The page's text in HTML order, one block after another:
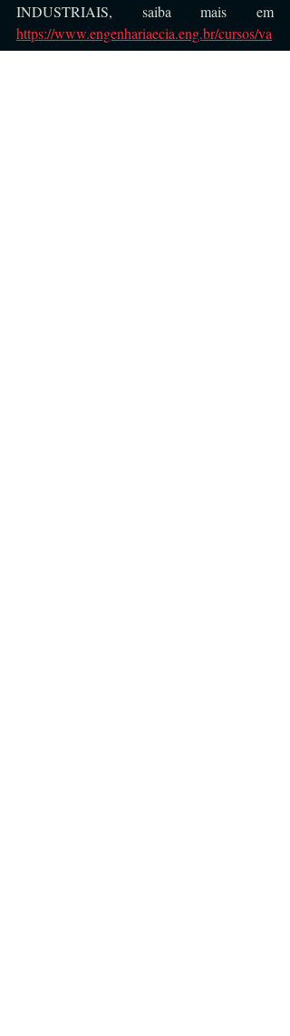
https://www.engenhariaecia.eng.br/cursos/va
lvulas